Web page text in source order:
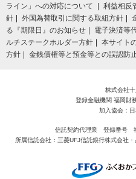
ライン」への対応について
利益相反
針
外国為替取引に関する取組方針
る『期限日』のお知らせ
電子決済等
ルチステークホルダー方針
本サイト
方針
金銭債権等と預金等との誤認防
株式会社
登録金融機関 福岡財
加入協会：
信託契約代理業 登録番号
所属信託会社：三菱UFJ信託銀行株式会社